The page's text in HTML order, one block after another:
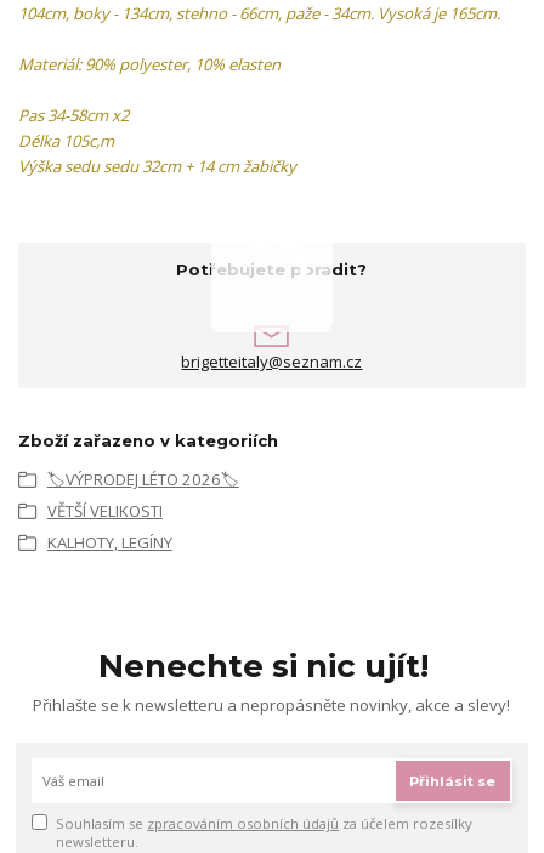
104cm, boky - 134cm, stehno - 66cm, paže - 34cm. Vysoká je 165cm.
Materiál: 90% polyester, 10% elasten
Pas 34-58cm x2
Délka 105c,m
Výška sedu sedu 32cm + 14 cm žabičky
Potřebujete poradit?
brigetteitaly@seznam.cz
Zboží zařazeno v kategoriích
🏷️VÝPRODEJ LÉTO 2026🏷️
VĚTŠÍ VELIKOSTI
KALHOTY, LEGÍNY
Nenechte si nic ujít!
Přihlašte se k newsletteru a nepropásněte novinky, akce a slevy!
Přihlásit se
Souhlasím se zpracováním osobních údajů za účelem rozesílky
newsletteru.